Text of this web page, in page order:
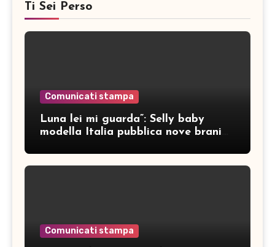
Ti Sei Perso
Comunicati stampa
Luna lei mi guarda”: Selly baby
modella Italia pubblica nove brani
Comunicati stampa